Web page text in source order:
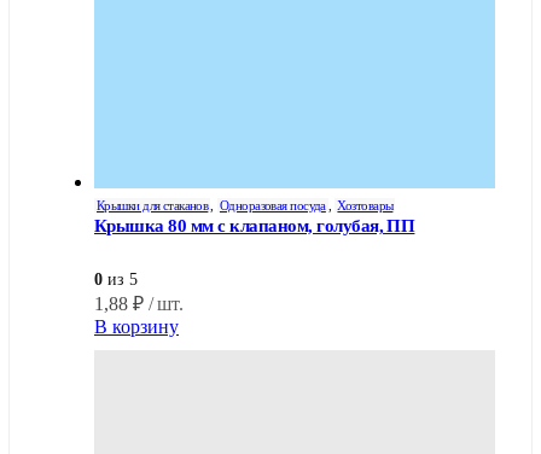
Крышки для стаканов Одноразовая посуда Хозтовары
Крышка 80 мм с клапаном, голубая, ПП
0 из 5
1,88 ₽ / шт.
В корзину